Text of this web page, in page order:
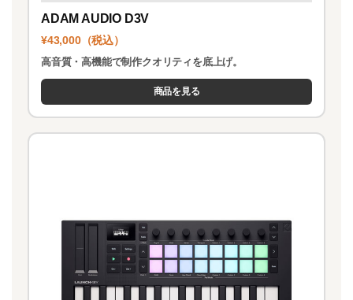
ADAM AUDIO D3V
¥43,000（税込）
高音質・高機能で制作クオリティを底上げ。
商品を見る